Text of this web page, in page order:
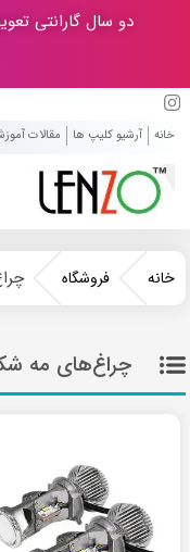
دو سال گارانتی
خانه آرشیو کلیپ ها مقالات
خانه فروشگاه
چراغ‌های مه